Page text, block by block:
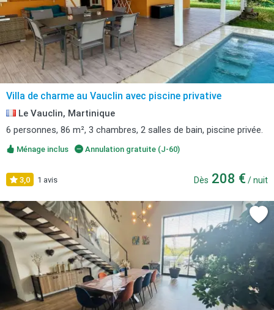
Villa de charme au Vauclin avec piscine privative
Le Vauclin, Martinique
6 personnes, 86 m², 3 chambres, 2 salles de bain, piscine privée.
Ménage inclus Annulation gratuite (J-60)
3,0 1 avis Dès 208 € / nuit